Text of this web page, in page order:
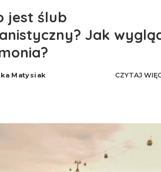
jest ślub
Jak
Matysiak CZYTAJ